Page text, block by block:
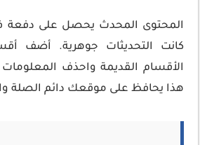
المحتوى المحدث يحصل على دفعة
كانت التحديثات جوهرية. أضف
الأقسام القديمة واحذف
هذا يحافظ على موقعك دائم الصلة